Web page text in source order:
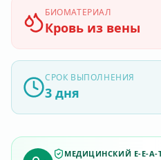
БИОМАТЕРИАЛ
Кровь из вены
СРОК ВЫПОЛНЕНИЯ
3 дня
МЕДИЦИНСКИЙ E-E-A-